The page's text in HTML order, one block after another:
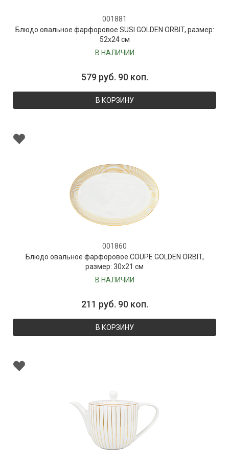
001881
Блюдо овальное фарфоровое SUSI GOLDEN ORBIT, размер:
52х24 см
В НАЛИЧИИ
579 руб. 90 коп.
В КОРЗИНУ
001860
Блюдо овальное фарфоровое COUPE GOLDEN ORBIT,
размер: 30х21 см
В НАЛИЧИИ
211 руб. 90 коп.
В КОРЗИНУ